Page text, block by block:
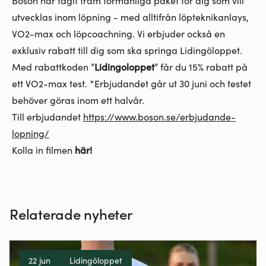
utvecklas inom löpning - med alltifrån löpteknikanlays,
VO2-max och löpcoachning. Vi erbjuder också en
exklusiv rabatt till dig som ska springa Lidingöloppet.
Med rabattkoden ”Lidingoloppet” får du 15% rabatt på
ett VO2-max test. *Erbjudandet går ut 30 juni och testet
behöver göras inom ett halvår.
Till erbjudandet https://www.boson.se/erbjudande-
lopning/
Kolla in filmen här!
Relaterade nyheter
22 jun Lidingöloppet